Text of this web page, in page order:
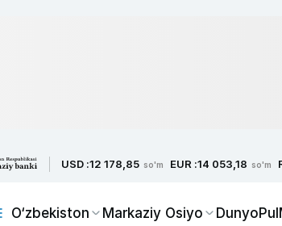
USD :12 178,85 so'm EUR :14 053,18 so'm
O‘zbekiston Markaziy Osiyo DunyoPul